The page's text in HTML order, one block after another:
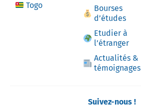
Togo
Bourses
d’études
Etudier à
l’étranger
Actualités &
témoignages
Suivez-nous !